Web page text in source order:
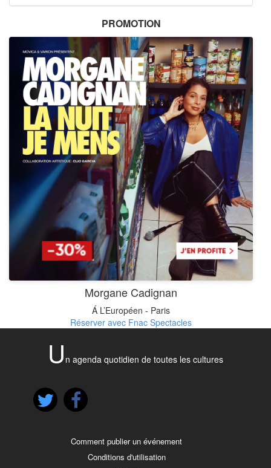
PROMOTION
Morgane Cadignan
Á L’Européen - Paris
Réserver avec Fnac Spectacles
U n agenda quotidien de toutes les cultures
Comment publier un événement
Conditions d'utilisation